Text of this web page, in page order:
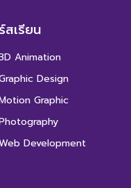
สเรียน
Animation
Design
Graphic
Development